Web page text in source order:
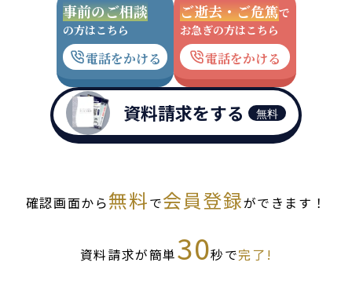
事前のご相談
の方はこちら
電話をかける
ご逝去・ご危篤で
お急ぎの方はこちら
電話をかける
資料請求をする 無料
確認画面から無料で会員登録ができます！
資料請求が簡単30秒で完了!